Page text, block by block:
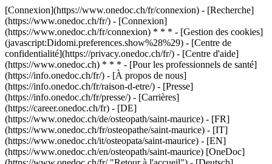
[Connexion](https://www.onedoc.ch/fr/connexion) - [Recherche]
(https://www.onedoc.ch/fr/) - [Connexion]
(https://www.onedoc.ch/fr/connexion) * * * - [Gestion des cookies]
(javascript:Didomi.preferences.show%28%29) - [Centre de
confidentialité](https://privacy.onedoc.ch/fr/) - [Centre d'aide]
(https://www.onedoc.ch) * * * - [Pour les professionnels de santé]
(https://info.onedoc.ch/fr/) - [À propos de nous]
(https://info.onedoc.ch/fr/raison-d-etre/) - [Presse]
(https://info.onedoc.ch/fr/presse/) - [Carrières]
(https://career.onedoc.ch/fr) - [DE]
(https://www.onedoc.ch/de/osteopath/saint-maurice) - [FR]
(https://www.onedoc.ch/fr/osteopathe/saint-maurice) - [IT]
(https://www.onedoc.ch/it/osteopata/saint-maurice) - [EN]
(https://www.onedoc.ch/en/osteopath/saint-maurice) [OneDoc]